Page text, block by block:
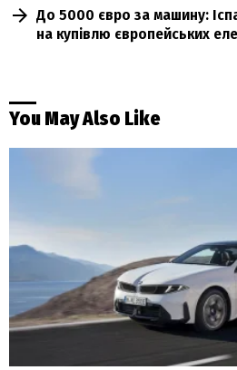
До 5000 євро за машину:
на купівлю європейських
You May Also Like